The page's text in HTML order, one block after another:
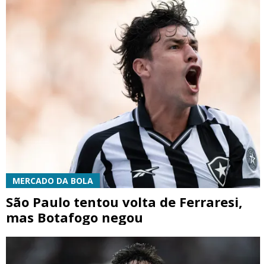
MERCADO DA BOLA
São Paulo tentou volta de Ferraresi,
mas Botafogo negou